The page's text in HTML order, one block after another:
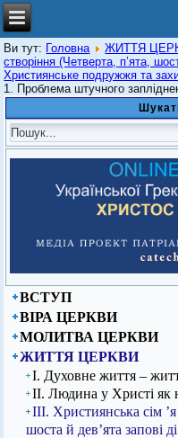
Ви тут: Головна ЖИТТЯ
створіння (Четверта, п’ята,
Християнське подружжя та
1. Проблема штучного
ВСТУП
ВІРА ЦЕРКВИ
МОЛИТВА ЦЕРКВИ
ЖИТТЯ ЦЕРКВИ
І. Духовне життя –
ІІ. Людина у Христі як
ІІІ. Християнська сім
шоста й дев’ята запові